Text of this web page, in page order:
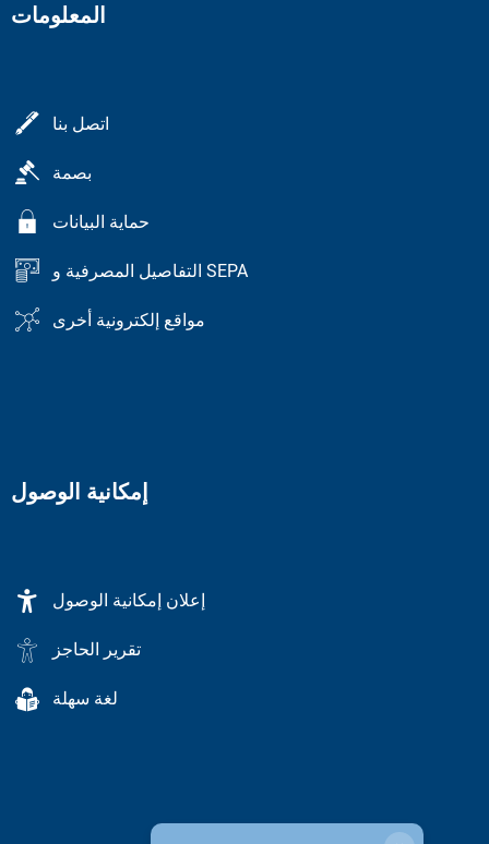
المعلومات
اتصل بنا
بصمة
حماية البيانات
التفاصيل المصرفية و SEPA
مواقع إلكترونية أخرى
إمكانية الوصول
إعلان إمكانية الوصول
تقرير الحاجز
لغة سهلة